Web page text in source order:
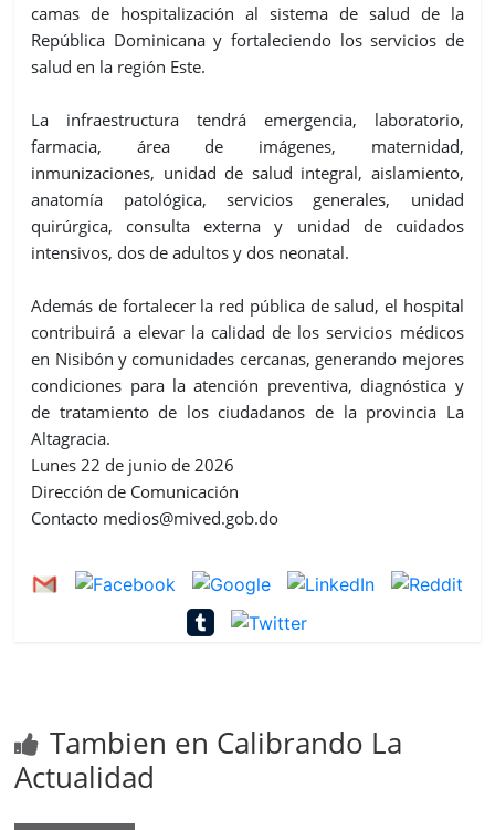
camas de hospitalización al sistema de salud de la
República Dominicana y fortaleciendo los servicios de
salud en la región Este.
La infraestructura tendrá emergencia, laboratorio,
farmacia, área de imágenes, maternidad,
inmunizaciones, unidad de salud integral, aislamiento,
anatomía patológica, servicios generales, unidad
quirúrgica, consulta externa y unidad de cuidados
intensivos, dos de adultos y dos neonatal.
Además de fortalecer la red pública de salud, el hospital
contribuirá a elevar la calidad de los servicios médicos
en Nisibón y comunidades cercanas, generando mejores
condiciones para la atención preventiva, diagnóstica y
de tratamiento de los ciudadanos de la provincia La
Altagracia.
Lunes 22 de junio de 2026
Dirección de Comunicación
Contacto medios@mived.gob.do
Tambien en Calibrando La
Actualidad